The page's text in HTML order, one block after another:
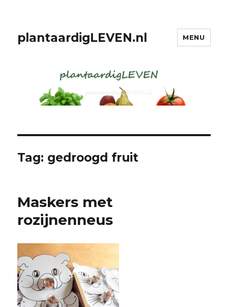
plantaardigLEVEN.nl MENU
Tag: gedroogd fruit
Maskers met
rozijnenneus